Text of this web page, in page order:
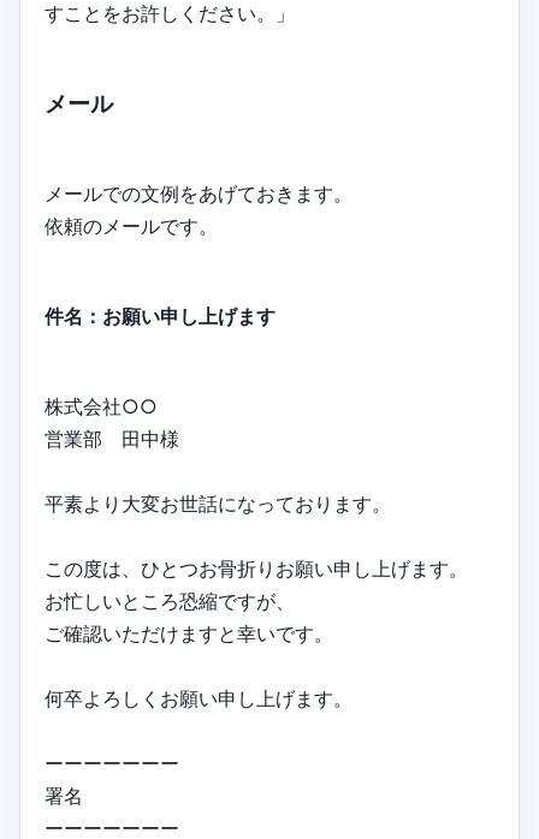
すことをお許しください。」
メール
メールでの文例をあげておきます。
依頼のメールです。
件名：お願い申し上げます
株式会社○○
営業部 田中様
平素より大変お世話になっております。
この度は、ひとつお骨折りお願い申し上げます。
お忙しいところ恐縮ですが、
ご確認いただけますと幸いです。
何卒よろしくお願い申し上げます。
ーーーーーーー
署名
ーーーーーーー